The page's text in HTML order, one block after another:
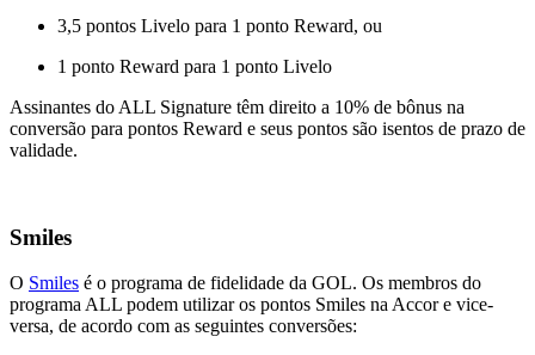
3,5 pontos Livelo para 1 ponto Reward, ou
1 ponto Reward para 1 ponto Livelo
Assinantes do ALL Signature têm direito a 10% de bônus na
conversão para pontos Reward e seus pontos são isentos de prazo de
validade.
Smiles
O Smiles é o programa de fidelidade da GOL. Os membros do
programa ALL podem utilizar os pontos Smiles na Accor e vice-
versa, de acordo com as seguintes conversões: